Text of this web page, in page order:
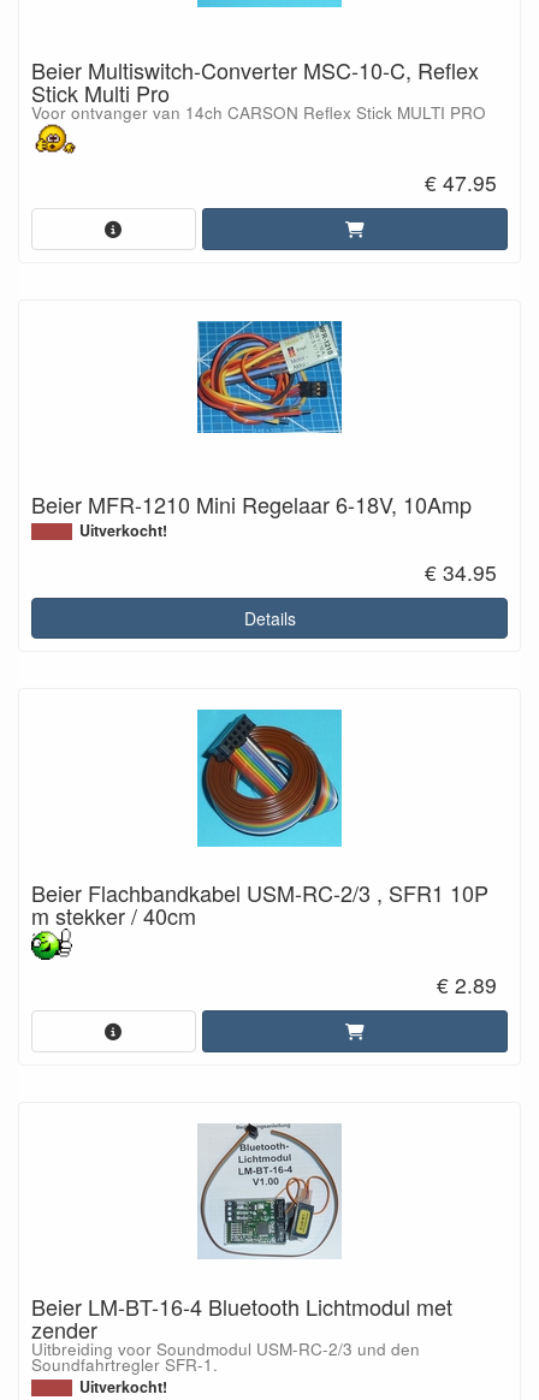
Beier Multiswitch-Converter MSC-10-C, Reflex
Stick Multi Pro
Voor ontvanger van 14ch CARSON Reflex Stick MULTI PRO
€ 47.95
Beier MFR-1210 Mini Regelaar 6-18V, 10Amp
Uitverkocht!
€ 34.95
Details
Beier Flachbandkabel USM-RC-2/3 , SFR1 10P
m stekker / 40cm
€ 2.89
Beier LM-BT-16-4 Bluetooth Lichtmodul met
zender
Uitbreiding voor Soundmodul USM-RC-2/3 und den
Soundfahrtregler SFR-1.
Uitverkocht!